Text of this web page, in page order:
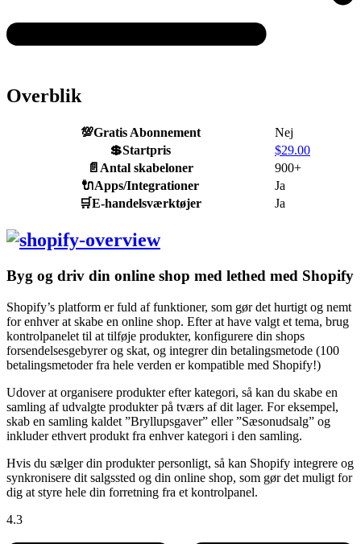
Overblik
💯Gratis Abonnement
Nej
💲Startpris $29.00
📄 Antal skabeloner
900+
🔌Apps/Integrationer
Ja
🛒E-handelsværktøjer Ja
Byg og driv din online shop med lethed med Shopify
Shopify’s platform er fuld af funktioner, som gør det hurtigt og nemt
for enhver at skabe en online shop. Efter at have valgt et tema, brug
kontrolpanelet til at tilføje produkter, konfigurere din shops
forsendelsesgebyrer og skat, og integrer din betalingsmetode (100
betalingsmetoder fra hele verden er kompatible med Shopify!)
Udover at organisere produkter efter kategori, så kan du skabe en
samling af udvalgte produkter på tværs af dit lager. For eksempel,
skab en samling kaldet ”Bryllupsgaver” eller ”Sæsonudsalg” og
inkluder ethvert produkt fra enhver kategori i den samling.
Hvis du sælger din produkter personligt, så kan Shopify integrere og
synkronisere dit salgssted og din online shop, som gør det muligt for
dig at styre hele din forretning fra et kontrolpanel.
4.3